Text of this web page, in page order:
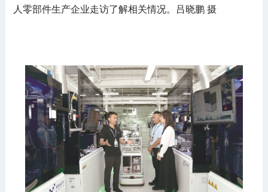
人零部件生产企业走访了解相关情况。吕晓鹏 摄